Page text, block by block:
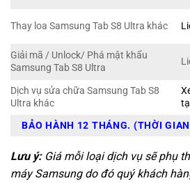
Thay loa Samsung Tab S8 Ultra khác
Giải mã / Unlock/ Phá mật khẩu
Samsung Tab S8 Ultra
Dịch vụ sửa chữa Samsung Tab S8
Ultra khác
BẢO HÀNH 12 THÁNG. (THỜI
Lưu ý:Giá mỗi loại dịch vụ sẽ phụ
máy Samsung do đó quý khách